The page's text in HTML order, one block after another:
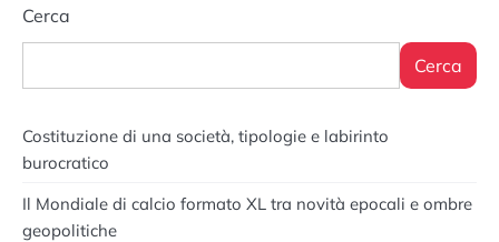
Cerca
Cerca
Costituzione di una società, tipologie e labirinto
burocratico
Il Mondiale di calcio formato XL tra novità epocali e ombre
geopolitiche